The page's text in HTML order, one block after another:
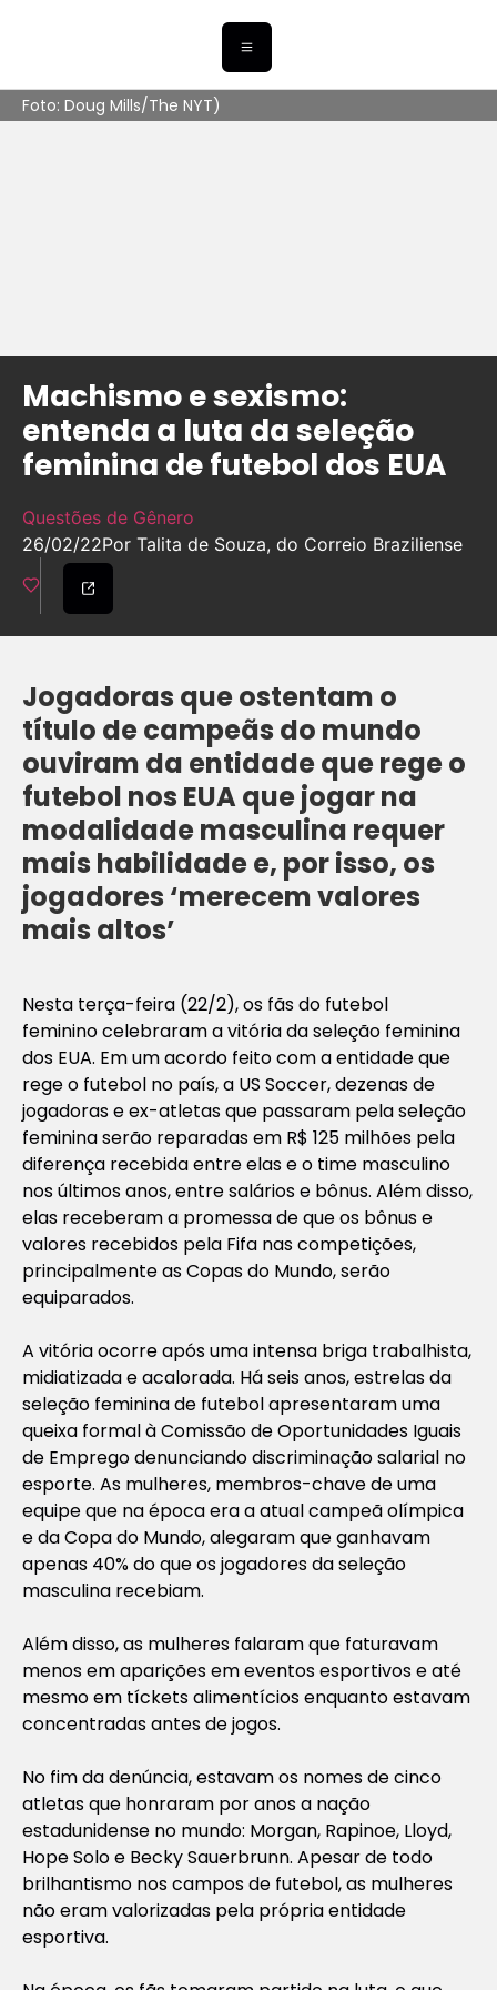
Foto: Doug Mills/The NYT)
Machismo e sexismo:
entenda a luta da seleção
feminina de futebol dos EUA
Questões de Gênero
26/02/22Por Talita de Souza, do Correio Braziliense
Jogadoras que ostentam o
título de campeãs do mundo
ouviram da entidade que rege o
futebol nos EUA que jogar na
modalidade masculina requer
mais habilidade e, por isso, os
jogadores ‘merecem valores
mais altos’
Nesta terça-feira (22/2), os fãs do futebol
feminino celebraram a vitória da seleção feminina
dos EUA. Em um acordo feito com a entidade que
rege o futebol no país, a US Soccer, dezenas de
jogadoras e ex-atletas que passaram pela seleção
feminina serão reparadas em R$ 125 milhões pela
diferença recebida entre elas e o time masculino
nos últimos anos, entre salários e bônus. Além disso,
elas receberam a promessa de que os bônus e
valores recebidos pela Fifa nas competições,
principalmente as Copas do Mundo, serão
equiparados.
A vitória ocorre após uma intensa briga trabalhista,
midiatizada e acalorada. Há seis anos, estrelas da
seleção feminina de futebol apresentaram uma
queixa formal à Comissão de Oportunidades Iguais
de Emprego denunciando discriminação salarial no
esporte. As mulheres, membros-chave de uma
equipe que na época era a atual campeã olímpica
e da Copa do Mundo, alegaram que ganhavam
apenas 40% do que os jogadores da seleção
masculina recebiam.
Além disso, as mulheres falaram que faturavam
menos em aparições em eventos esportivos e até
mesmo em tíckets alimentícios enquanto estavam
concentradas antes de jogos.
No fim da denúncia, estavam os nomes de cinco
atletas que honraram por anos a nação
estadunidense no mundo: Morgan, Rapinoe, Lloyd,
Hope Solo e Becky Sauerbrunn. Apesar de todo
brilhantismo nos campos de futebol, as mulheres
não eram valorizadas pela própria entidade
esportiva.